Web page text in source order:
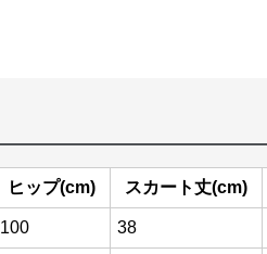
ヒップ(cm) スカート丈(cm)
100 38